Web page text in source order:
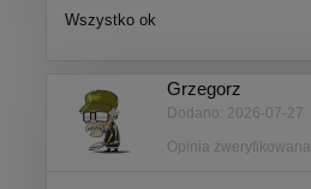
Wszystko ok
Grzegorz
Dodano: 2026-07-27
Opinia zweryfikowana